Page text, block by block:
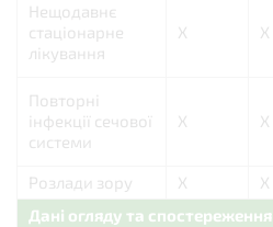
Нещодавнє
стаціонарне
лікування
X X
Повторні
інфекції сечової
системи
X X
Розлади зору X X
Дані огляду та спостереження